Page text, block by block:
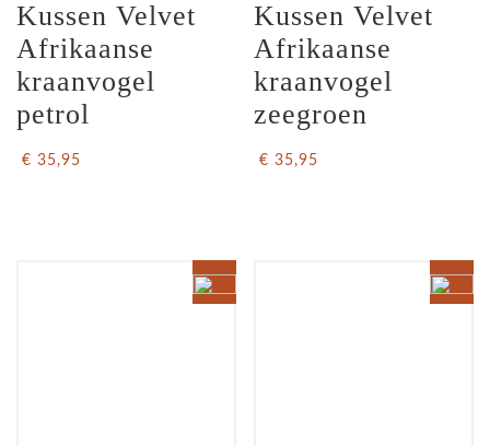
Kussen Velvet
Afrikaanse
kraanvogel
petrol
€ 35,95
Kussen Velvet
Afrikaanse
kraanvogel
zeegroen
€ 35,95